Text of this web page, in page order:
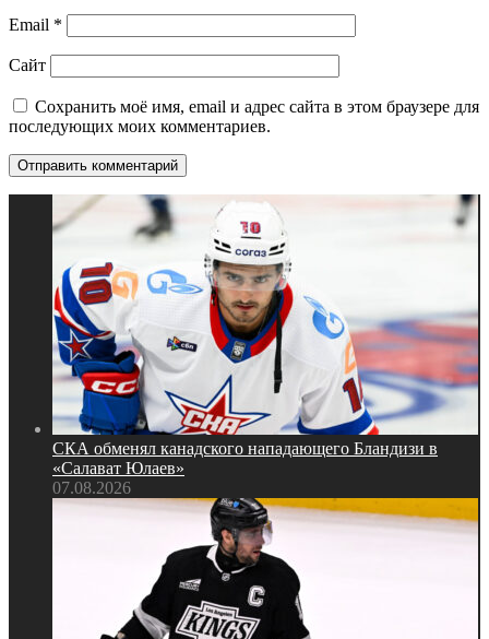
Email *
Сайт
Сохранить моё имя, email и адрес сайта в этом браузере для
последующих моих комментариев.
СКА обменял канадского нападающего Бландизи в
«Салават Юлаев»
07.08.2026